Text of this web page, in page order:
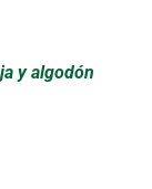
y algodón